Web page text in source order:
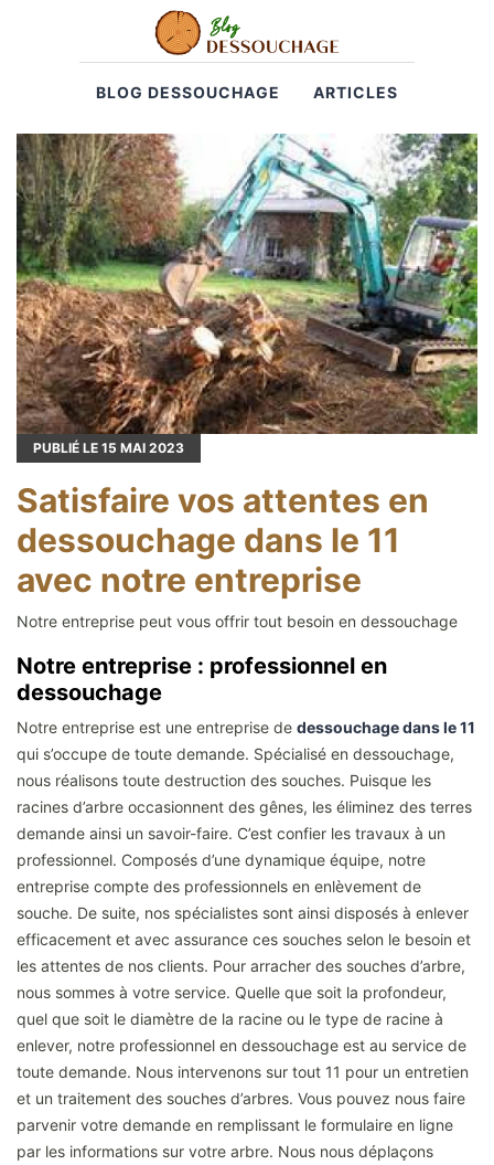
BLOG DESSOUCHAGE ARTICLES
PUBLIÉ LE 15 MAI 2023
Satisfaire vos attentes en
dessouchage dans le 11
avec notre entreprise
Notre entreprise peut vous offrir tout besoin en dessouchage
Notre entreprise : professionnel en
dessouchage
Notre entreprise est une entreprise de dessouchage dans le 11
qui s’occupe de toute demande. Spécialisé en dessouchage,
nous réalisons toute destruction des souches. Puisque les
racines d’arbre occasionnent des gênes, les éliminez des terres
demande ainsi un savoir-faire. C’est confier les travaux à un
professionnel. Composés d’une dynamique équipe, notre
entreprise compte des professionnels en enlèvement de
souche. De suite, nos spécialistes sont ainsi disposés à enlever
efficacement et avec assurance ces souches selon le besoin et
les attentes de nos clients. Pour arracher des souches d’arbre,
nous sommes à votre service. Quelle que soit la profondeur,
quel que soit le diamètre de la racine ou le type de racine à
enlever, notre professionnel en dessouchage est au service de
toute demande. Nous intervenons sur tout 11 pour un entretien
et un traitement des souches d’arbres. Vous pouvez nous faire
parvenir votre demande en remplissant le formulaire en ligne
par les informations sur votre arbre. Nous nous déplaçons